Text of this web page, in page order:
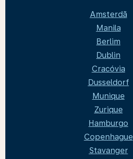
Amsterdã
Manila
Berlim
Dublin
Cracóvia
Dusseldorf
Munique
Zurique
Hamburgo
Copenhague
Stavanger